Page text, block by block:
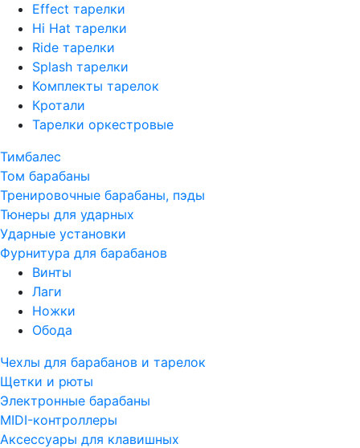
Effect тарелки
Hi Hat тарелки
Ride тарелки
Splash тарелки
Комплекты тарелок
Кротали
Тарелки оркестровые
Тимбалес
Том барабаны
Тренировочные барабаны, пэды
Тюнеры для ударных
Ударные установки
Фурнитура для барабанов
Винты
Лаги
Ножки
Обода
Чехлы для барабанов и тарелок
Щетки и рюты
Электронные барабаны
MIDI-контроллеры
Аксессуары для клавишных